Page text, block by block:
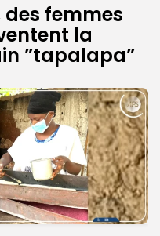
femmes
la
”tapalapa”